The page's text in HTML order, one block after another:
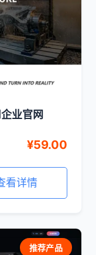
业官网
¥59.00
看详情
推荐产品